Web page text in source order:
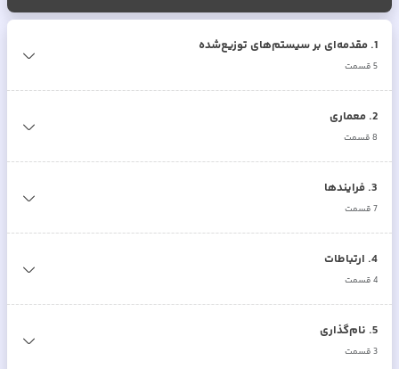
1
. مقدمه‌ای بر سیستم‌های توزیع‌شده
5قسمت
2
. معماری
8قسمت
3
. فرایندها
7قسمت
4
. ارتباطات
4قسمت
5
. نام‌گذاری
3قسمت